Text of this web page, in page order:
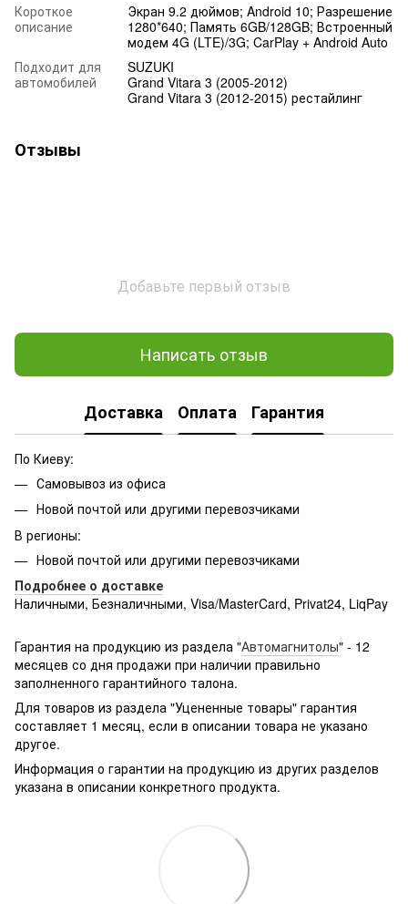
Короткое
описание
Экран 9.2 дюймов; Android 10; Разрешение
1280*640; Память 6GB/128GB; Встроенный
модем 4G (LTE)/3G; CarPlay + Android Auto
Подходит для
автомобилей
SUZUKI
Grand Vitara 3 (2005-2012)
Grand Vitara 3 (2012-2015) рестайлинг
Отзывы
Добавьте первый отзыв
Написать отзыв
Доставка Оплата Гарантия
По Киеву:
Самовывоз из офиса
Новой почтой или другими перевозчиками
В регионы:
Новой почтой или другими перевозчиками
Подробнее о доставке
Наличными, Безналичными, Visa/MasterCard, Privat24, LiqPay
g361hhadsek/p3316040/#
Гарантия на продукцию из раздела "Автомагнитолы" - 12
месяцев со дня продажи при наличии правильно
заполненного гарантийного талона.
Для товаров из раздела "Уцененные товары" гарантия
составляет 1 месяц, если в описании товара не указано
другое.
Информация о гарантии на продукцию из других разделов
указана в описании конкретного продукта.